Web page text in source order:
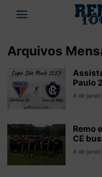
Arquivos
Paulo
4 de
Remo
CE
4 de